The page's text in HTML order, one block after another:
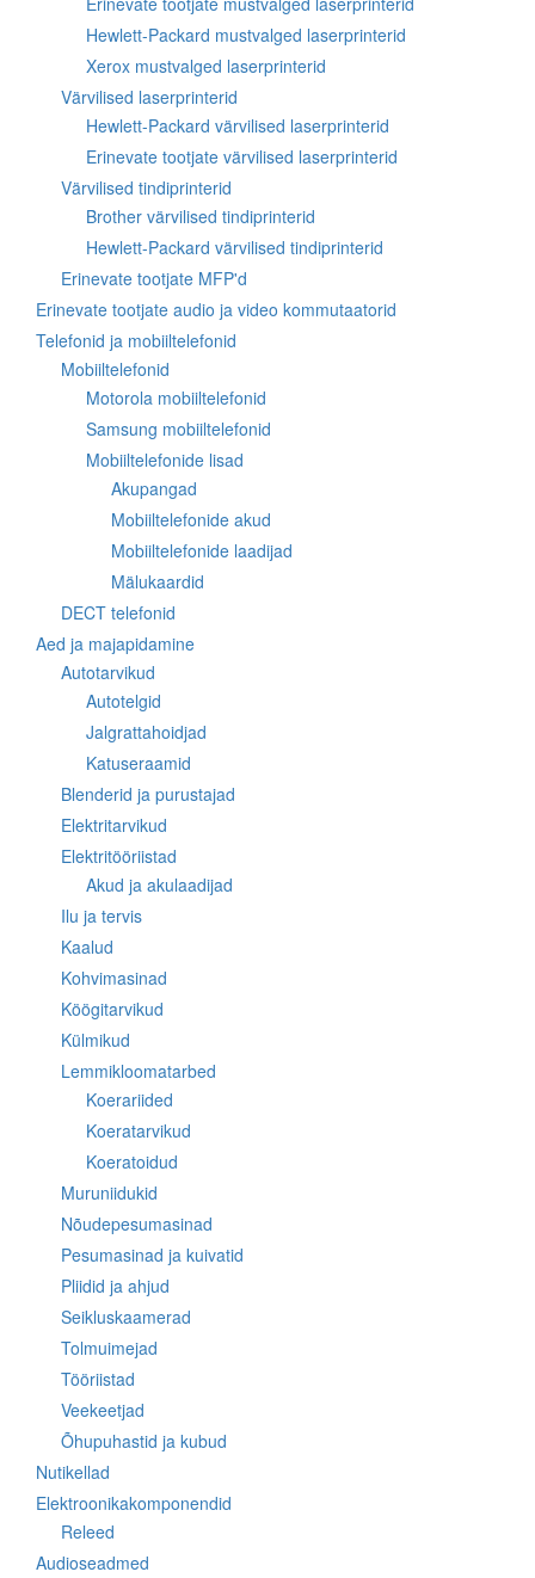
Hewlett-Packard mustvalged laserprinterid
Xerox mustvalged laserprinterid
Värvilised laserprinterid
Hewlett-Packard värvilised laserprinterid
Erinevate tootjate värvilised laserprinterid
Värvilised tindiprinterid
Brother värvilised tindiprinterid
Hewlett-Packard värvilised tindiprinterid
Erinevate tootjate MFP'd
Erinevate tootjate audio ja video kommutaatorid
Telefonid ja mobiiltelefonid
Mobiiltelefonid
Motorola mobiiltelefonid
Samsung mobiiltelefonid
Mobiiltelefonide lisad
Akupangad
Mobiiltelefonide akud
Mobiiltelefonide laadijad
Mälukaardid
DECT telefonid
Aed ja majapidamine
Autotarvikud
Autotelgid
Jalgrattahoidjad
Katuseraamid
Blenderid ja purustajad
Elektritarvikud
Elektritööriistad
Akud ja akulaadijad
Ilu ja tervis
Kaalud
Kohvimasinad
Köögitarvikud
Külmikud
Lemmikloomatarbed
Koerariided
Koeratarvikud
Koeratoidud
Muruniidukid
Nõudepesumasinad
Pesumasinad ja kuivatid
Pliidid ja ahjud
Seikluskaamerad
Tolmuimejad
Tööriistad
Veekeetjad
Õhupuhastid ja kubud
Nutikellad
Elektroonikakomponendid
Releed
Audioseadmed